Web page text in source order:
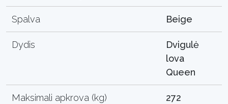
Spalva Beige
Dydis
Dvigulė
lova
Queen
Maksimali apkrova (kg) 272